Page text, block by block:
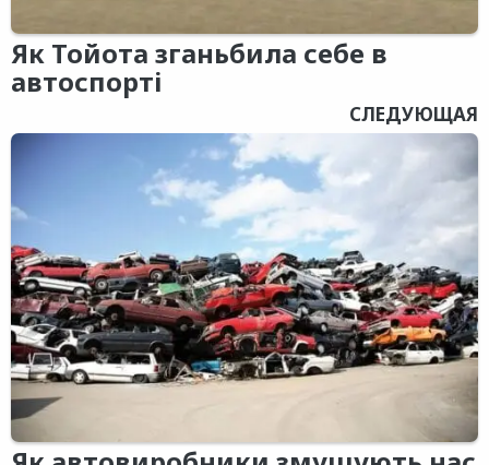
Як Тойота зганьбила себе в
автоспорті
СЛЕДУЮЩАЯ